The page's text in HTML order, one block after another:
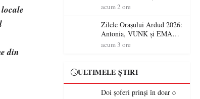
din
Jubileul va fi sărbătorit pe 8
acum 2 ore
Zilele Orașului Ardud 2026:
Antonia, VUNK și EMAA
urcă pe scena Cetății Ardud.
acum 3 ore
ULTIMELE ȘTIRI
Doi șoferi prinși în doar o